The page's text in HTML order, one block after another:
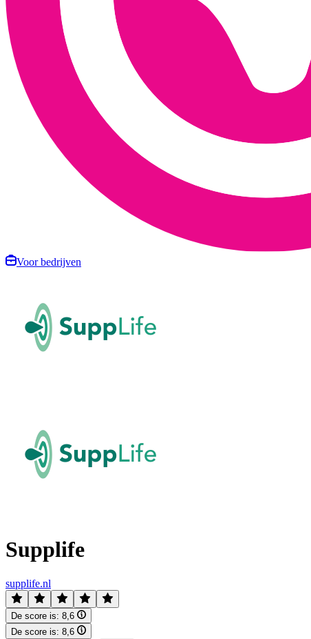
Voor bedrijven
Supplife
supplife.nl
De score is: 8,6
De score is: 8,6